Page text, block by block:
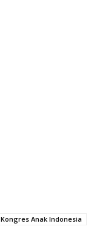
Kongres Anak Indonesia